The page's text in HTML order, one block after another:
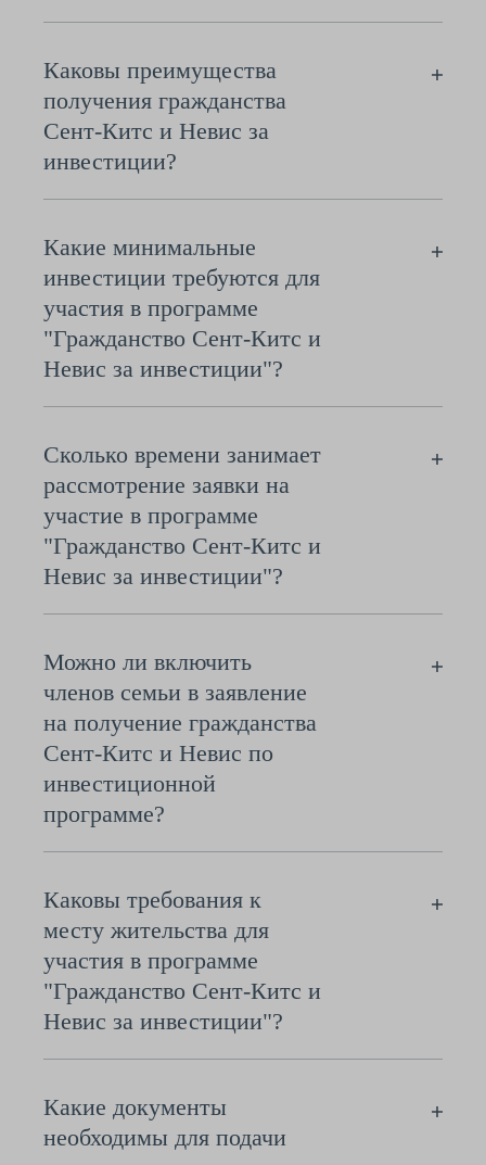
Каковы преимущества
получения гражданства
Сент-Китс и Невис за
инвестиции?
Какие минимальные
инвестиции требуются для
участия в программе
"Гражданство Сент-Китс и
Невис за инвестиции"?
Сколько времени занимает
рассмотрение заявки на
участие в программе
"Гражданство Сент-Китс и
Невис за инвестиции"?
Можно ли включить
членов семьи в заявление
на получение гражданства
Сент-Китс и Невис по
инвестиционной
программе?
Каковы требования к
месту жительства для
участия в программе
"Гражданство Сент-Китс и
Невис за инвестиции"?
Какие документы
необходимы для подачи